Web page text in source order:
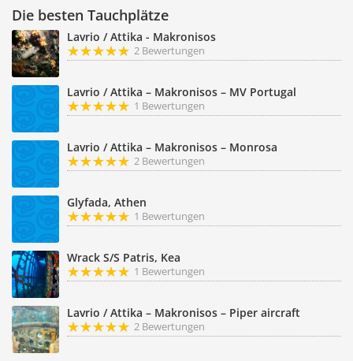
Die besten Tauchplätze
Lavrio / Attika - Makronisos
2 Bewertungen
Lavrio / Attika – Makronisos – MV Portugal
1 Bewertungen
Lavrio / Attika – Makronisos – Monrosa
2 Bewertungen
Glyfada, Athen
1 Bewertungen
Wrack S/S Patris, Kea
1 Bewertungen
Lavrio / Attika – Makronisos – Piper aircraft
2 Bewertungen